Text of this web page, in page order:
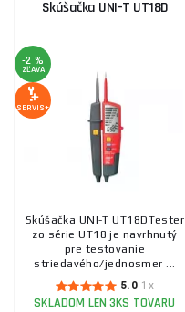
Skúšačka UNI-T UT18D
-2 %
ZĽAVA
SERVIS+
Skúšačka UNI-T UT18DTester
zo série UT18 je navrhnutý
pre testovanie
striedavého/jednosmer ...
5.0 1x
SKLADOM LEN 3KS TOVARU